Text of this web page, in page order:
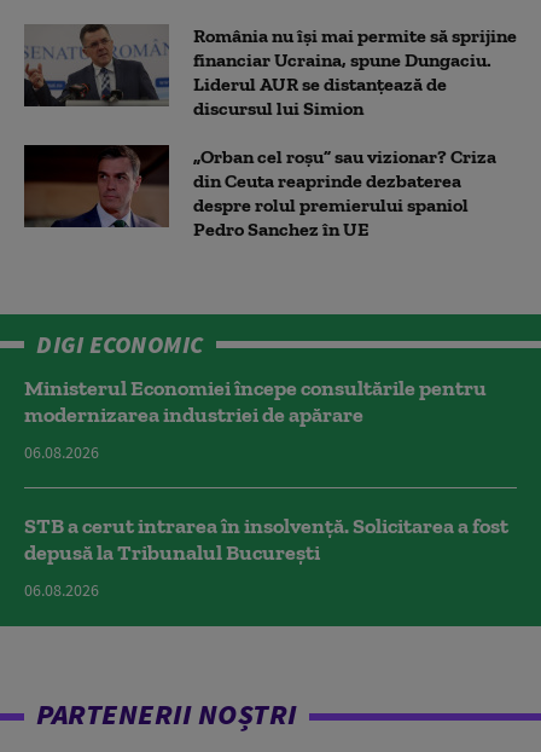
România nu își mai permite să sprijine
financiar Ucraina, spune Dungaciu.
Liderul AUR se distanțează de
discursul lui Simion
„Orban cel roșu” sau vizionar? Criza
din Ceuta reaprinde dezbaterea
despre rolul premierului spaniol
Pedro Sanchez în UE
DIGI ECONOMIC
Ministerul Economiei începe consultările pentru
modernizarea industriei de apărare
06.08.2026
STB a cerut intrarea în insolvență. Solicitarea a fost
depusă la Tribunalul București
06.08.2026
PARTENERII NOȘTRI